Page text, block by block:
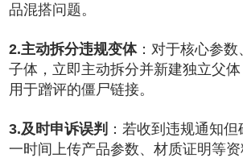
品混搭问题。
2.主动拆分违规变体：对于核心参数
子体，立即主动拆分并新建独立父
用于蹭评的僵尸链接。
3.及时申诉误判 ：若收到违规通知
一时间上传产品参数、材质证明等